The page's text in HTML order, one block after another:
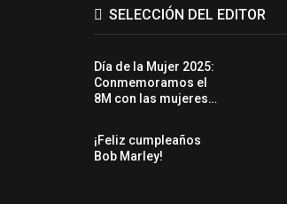
SELECCIÓN DEL EDITOR
Día de la Mujer 2025:
Conmemoramos el
8M con las mujeres…
¡Feliz cumpleaños
Bob Marley!